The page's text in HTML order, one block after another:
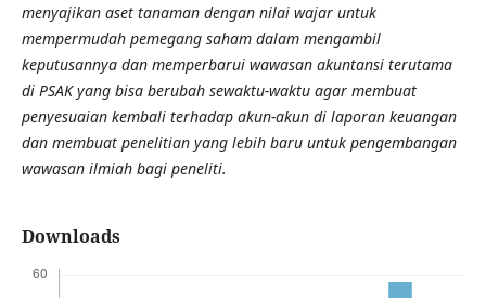
menyajikan aset tanaman dengan nilai wajar untuk
mempermudah pemegang saham dalam mengambil
keputusannya dan memperbarui wawasan akuntansi terutama
di PSAK yang bisa berubah sewaktu-waktu agar membuat
penyesuaian kembali terhadap akun-akun di laporan keuangan
dan membuat penelitian yang lebih baru untuk pengembangan
wawasan ilmiah bagi peneliti.
Downloads